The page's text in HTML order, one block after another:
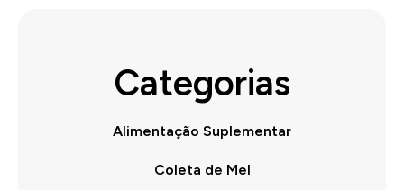
Categorias
Alimentação Suplementar
Coleta de Mel